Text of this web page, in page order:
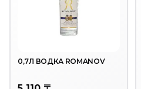
0,7Л ВОДКА ROMANOV